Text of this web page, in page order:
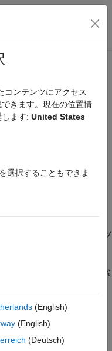
ゲーション メ
トレース
す。非ゼロ ピクセルはオブ
景になります。
行と列座標を指定します。
ェクト ピクセルの初期探索
)は境界をトレースしま
指定します。
コンテンツにアクセス
きます。現在の位置情
ます: United States
選択することもできま
(English)
(English)
(Deutsch)